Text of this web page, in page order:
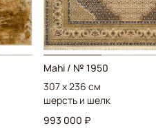
Mahi / № 1950
307 x 236 см
шерсть и шелк
993 000 ₽